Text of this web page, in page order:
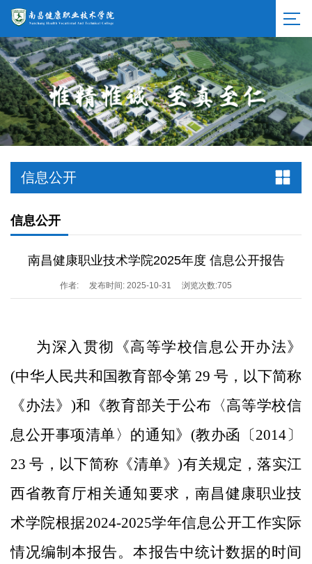
信息公开
信息公开
南昌健康职业技术学院2025年度 信息公开报告
作者: 发布时间: 2025-10-31 浏览次数:705
为深入贯彻《高等学校信息公开办法》
(中华人民共和国教育部令第 29 号，以下简称
《办法》)和《教育部关于公布〈高等学校信
息公开事项清单〉的通知》(教办函〔2014〕
23 号，以下简称《清单》)有关规定，落实江
西省教育厅相关通知要求，南昌健康职业技
术学院根据2024-2025学年信息公开工作实际
情况编制本报告。本报告中统计数据的时间